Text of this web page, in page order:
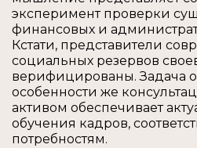
эксперимент проверки
финансовых и
Кстати, представители
социальных резервов
верифицированы. Задача
особенности же
активом обеспечивает
обучения кадров,
потребностям.